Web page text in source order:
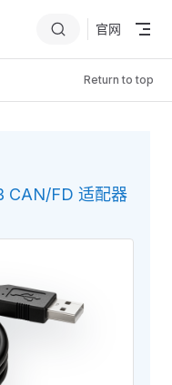
官网
Return to top
CAN/FD 适配器